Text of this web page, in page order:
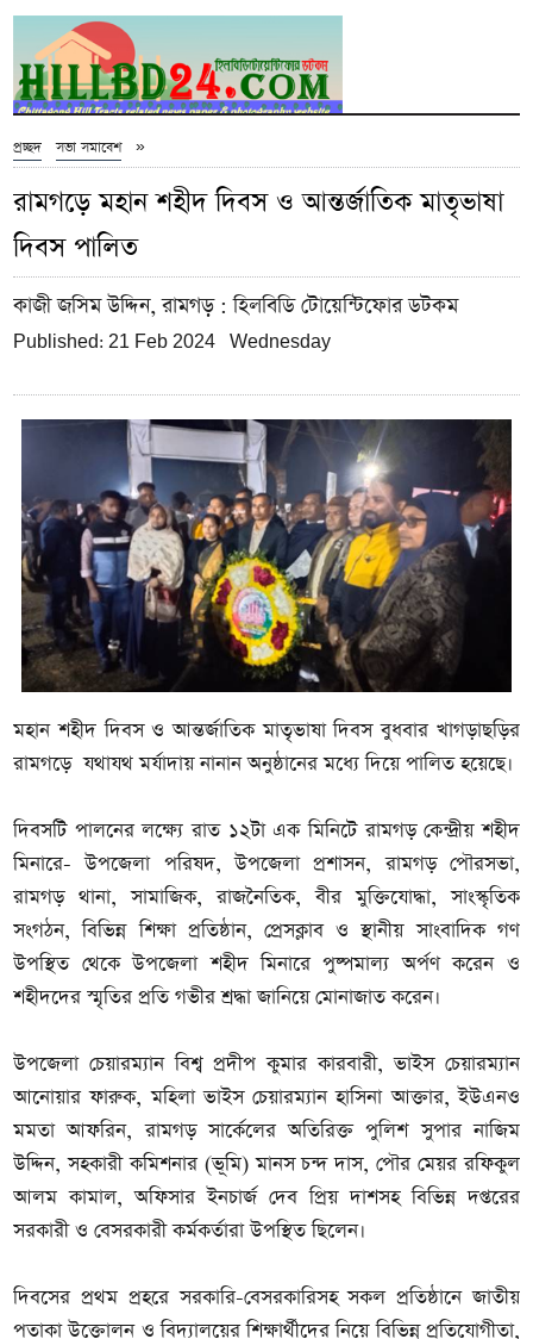
প্রচ্ছদ »
সভা সমাবেশ
রামগড়ে মহান শহীদ দিবস ও আন্তর্জাতিক মাতৃভাষা
দিবস পালিত
কাজী জসিম উদ্দিন, রামগড়: হিলবিডি টোয়েন্টিফোর ডটকম
Published: 21 Feb 2024 Wednesday
মহান শহীদ দিবস ও আন্তর্জাতিক মাতৃভাষা দিবস বুধবার খাগড়াছড়ির
রামগড়ে যথাযথ মর্যাদায় নানান অনুষ্ঠানের মধ্যে দিয়ে পালিত হয়েছে।
দিবসটি পালনের লক্ষ্যে রাত ১২টা এক মিনিটে রামগড় কেন্দ্রীয় শহীদ
মিনারে- উপজেলা পরিষদ, উপজেলা প্রশাসন, রামগড় পৌরসভা,
রামগড় থানা, সামাজিক, রাজনৈতিক, বীর মুক্তিযোদ্ধা, সাংস্কৃতিক
সংগঠন, বিভিন্ন শিক্ষা প্রতিষ্ঠান, প্রেসক্লাব ও স্থানীয় সাংবাদিক গণ
উপস্থিত থেকে উপজেলা শহীদ মিনারে পুষ্পমাল্য অর্পণ করেন ও
শহীদদের স্মৃতির প্রতি গভীর শ্রদ্ধা জানিয়ে মোনাজাত করেন।
উপজেলা চেয়ারম্যান বিশ্ব প্রদীপ কুমার কারবারী, ভাইস চেয়ারম্যান
আনোয়ার ফারুক, মহিলা ভাইস চেয়ারম্যান হাসিনা আক্তার, ইউএনও
মমতা আফরিন, রামগড় সার্কেলের অতিরিক্ত পুলিশ সুপার নাজিম
উদ্দিন, সহকারী কমিশনার (ভূমি) মানস চন্দ দাস, পৌর মেয়র রফিকুল
আলম কামাল, অফিসার ইনচার্জ দেব প্রিয় দাশসহ বিভিন্ন দপ্তরের
সরকারী ও বেসরকারী কর্মকর্তারা উপস্থিত ছিলেন।
দিবসের প্রথম প্রহরে সরকারি-বেসরকারিসহ সকল প্রতিষ্ঠানে জাতীয়
পতাকা উক্তোলন ও বিদ্যালয়ের শিক্ষার্থীদের নিয়ে বিভিন্ন প্রতিযোগীতা,